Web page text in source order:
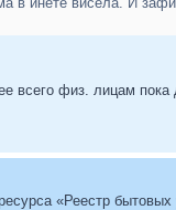
всего физ. лицам
«Реестр